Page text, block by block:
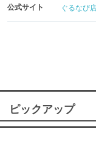
公式サイト ぐるなび
ピックアップ